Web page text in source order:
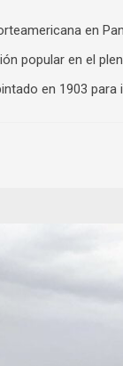
en
popular en el
en 1903 para